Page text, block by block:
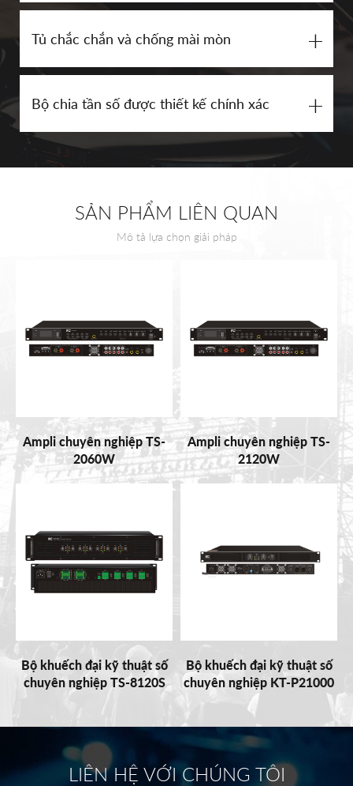
Tủ chắc chắn và chống mài mòn +
Bộ chia tần số được thiết kế chính xác +
SẢN PHẨM LIÊN QUAN
Mô tả lựa chọn giải pháp
Ampli chuyên nghiệp TS-
2060W
Ampli chuyên nghiệp TS-
2120W
Bộ khuếch đại kỹ thuật số
chuyên nghiệp TS-8120S
Bộ khuếch đại kỹ thuật số
chuyên nghiệp KT-P21000
LIÊN HỆ VỚI CHÚNG TÔI